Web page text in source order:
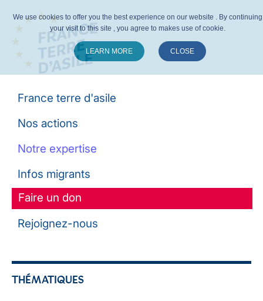
France terre d'asile
Nos actions
Notre expertise
Infos migrants
Faire un don
Rejoignez-nous
THÉMATIQUES
We use cookies to offer you the best experience on our website . By continuing
your visit to this site , you agree to makes use of cookie.
LEARN MORE CLOSE